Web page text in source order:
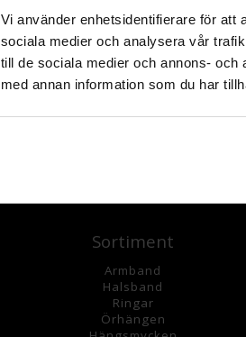
Vi använder enhetsidentifierare för att
sociala medier och analysera vår
till de sociala medier och annons-
med annan information som du har
Sortiment
Armband
Halsband
Ringar
Örhängen